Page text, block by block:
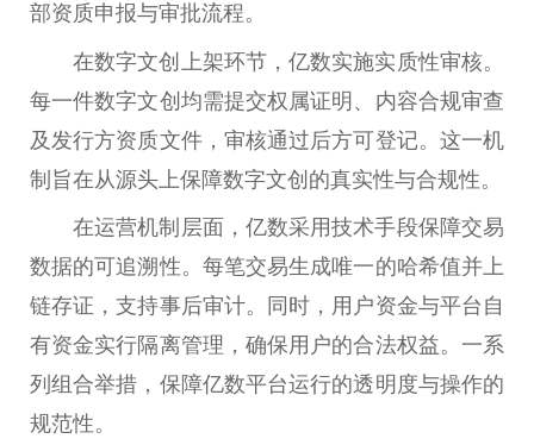
部资质申报与审批流程。
在数字文创上架环节，亿数实施实质性审核。
每一件数字文创均需提交权属证明、内容合规审查
及发行方资质文件，审核通过后方可登记。这一机
制旨在从源头上保障数字文创的真实性与合规性。
在运营机制层面，亿数采用技术手段保障交易
数据的可追溯性。每笔交易生成唯一的哈希值并上
链存证，支持事后审计。同时，用户资金与平台自
有资金实行隔离管理，确保用户的合法权益。一系
列组合举措，保障亿数平台运行的透明度与操作的
规范性。